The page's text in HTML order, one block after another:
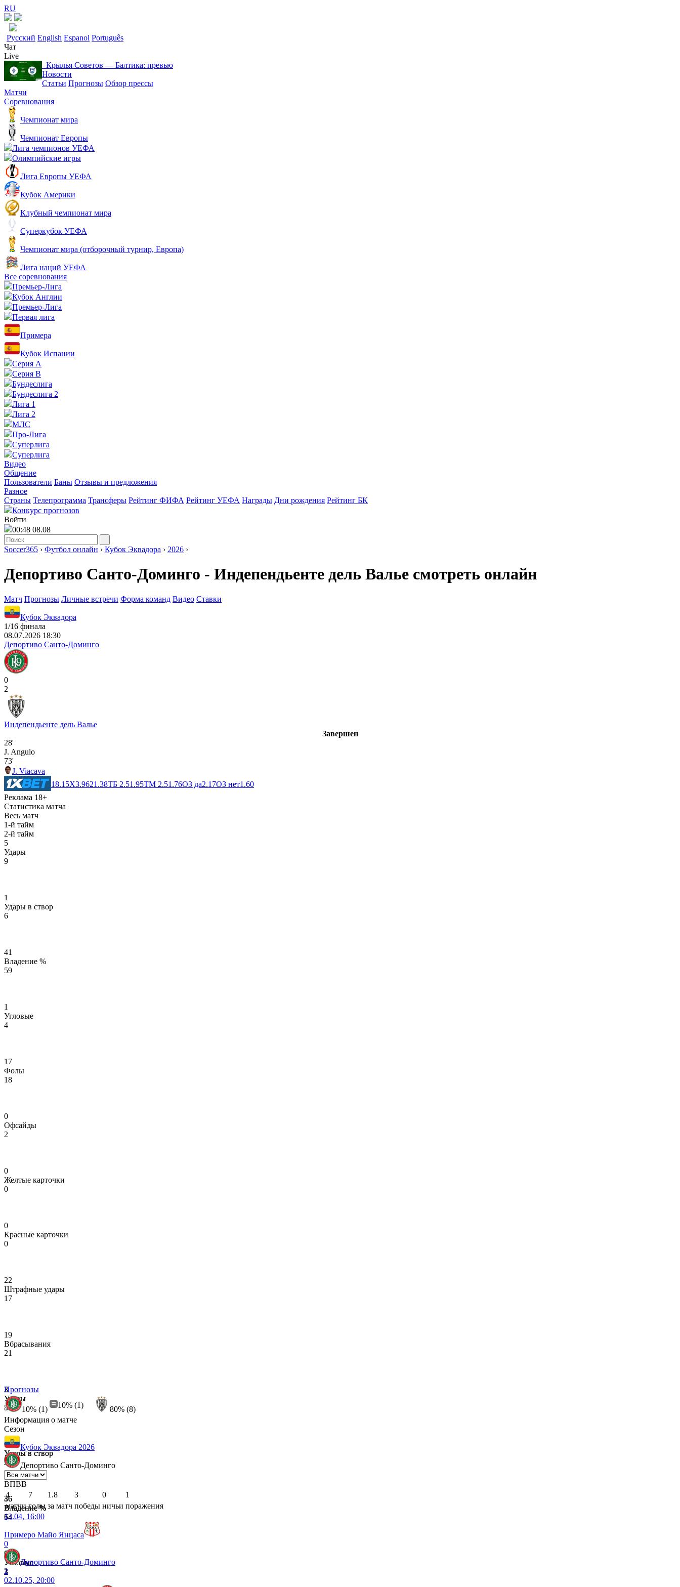
RU
Русский English Espanol Português
Чат
Live
Крылья Советов ― Балтика: превью
Новости
Статьи Прогнозы Обзор прессы
Матчи
Соревнования
Чемпионат мира
Чемпионат Европы
Лига чемпионов УЕФА
Олимпийские игры
Лига Европы УЕФА
Кубок Америки
Клубный чемпионат мира
Суперкубок УЕФА
Чемпионат мира (отборочный турнир, Европа)
Лига наций УЕФА
Все соревнования
Премьер-Лига
Кубок Англии
Премьер-Лига
Первая лига
Примера
Кубок Испании
Серия А
Серия B
Бундеслига
Бундеслига 2
Лига 1
Лига 2
МЛС
Про-Лига
Суперлига
Суперлига
Видео
Общение
Пользователи Баны Отзывы и предложения
Разное
Страны Телепрограмма Трансферы Рейтинг ФИФА Рейтинг УЕФА Награды Дни рождения Рейтинг БК
Конкурс прогнозов
Войти
00:48 08.08
Soccer365 › Футбол онлайн › Кубок Эквадора › 2026 ›
Депортиво Санто-Доминго - Индепендьенте дель Валье смотреть онлайн
Матч Прогнозы Личные встречи Форма команд Видео Ставки
Кубок Эквадора
1/16 финала
08.07.2026 18:30
Депортиво Санто-Доминго
0
2
Индепендьенте дель Валье
Завершен
28'
J. Angulo
73'
J. Viacava
18.15X3.9621.38ТБ 2.51.95ТМ 2.51.76ОЗ да2.17ОЗ нет1.60
Реклама 18+
Статистика матча
Весь матч
1-й тайм
2-й тайм
5
Удары
9
1
Удары в створ
6
41
Владение %
59
1
Угловые
4
17
Фолы
18
0
Офсайды
2
0
Желтые карточки
0
0
Красные карточки
0
22
Штрафные удары
17
19
Вбрасывания
21
2
Удары
5
1
Удары в створ
3
36
Владение %
64
0
Угловые
3
3
Удары
4
0
Удары в створ
3
46
Владение %
54
1
Угловые
1
Прогнозы
10% (1) 10% (1)
80% (8)
Информация о матче
Сезон
Кубок Эквадора 2026
Депортиво Санто-Доминго
ВПВВ
4
7 1.8 3 0
1
матчи голы за матч победы ничьи поражения
13.04, 16:00
Примеро Майо Янцаса
0
Депортиво Санто-Доминго
2
02.10.25, 20:00